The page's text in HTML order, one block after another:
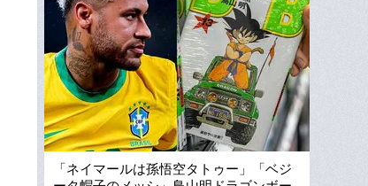
「ネイマールは孫悟空タトゥー」「ベジ